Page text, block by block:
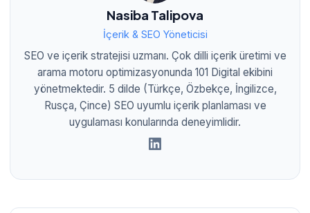
Nasiba Talipova
İçerik & SEO Yöneticisi
SEO ve içerik stratejisi uzmanı. Çok dilli içerik üretimi ve
arama motoru optimizasyonunda 101 Digital ekibini
yönetmektedir. 5 dilde (Türkçe, Özbekçe, İngilizce,
Rusça, Çince) SEO uyumlu içerik planlaması ve
uygulaması konularında deneyimlidir.